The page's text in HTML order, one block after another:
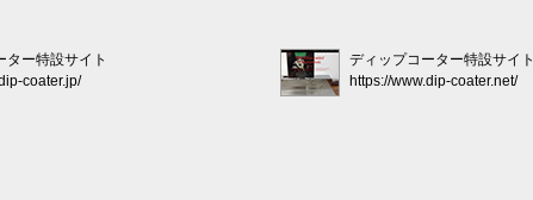
ター特設サイト
coater.jp/
ディップコーター特設サイト
https://www.dip-coater.net/